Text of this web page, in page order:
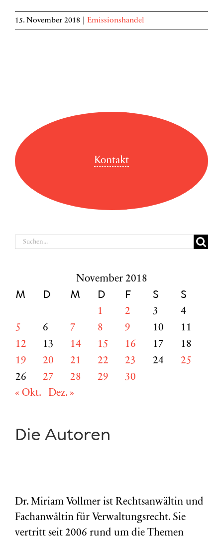
15. November 2018 Emissionshandel
Kontakt
Suche
November 2018
M D M D F S S
1 2 3
4
5
6 7 8 9 10
11
12
13 14 15 16 17
18
19
20 21 22 23 24
25
26
27 28 29
30
« Okt.
Dez. »
Die Autoren
Dr. Miriam Vollmer ist Rechtsanwältin und
Fachanwältin für Verwaltungsrecht. Sie
vertritt seit 2006 rund um die Themen